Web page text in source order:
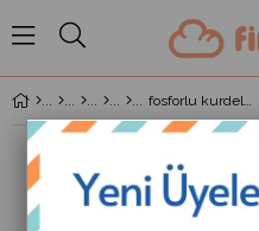
fosforlu kurdele patik pembe